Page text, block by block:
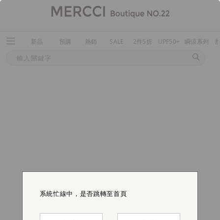
新品 預購 熱銷 SALE 2件5折 UPF50+ 瞬涼系列
系統忙線中，是否跳轉至首頁
系統忙線中，是否跳轉至首頁
系統忙線中，是否跳轉至首頁
系統忙線中，是否跳轉至首頁
系統忙線中，是否跳轉至首頁